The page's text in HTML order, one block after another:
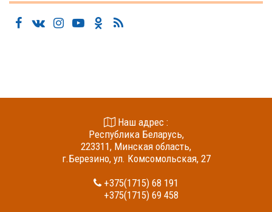
Наш адрес :
Республика Беларусь,
223311, Минская область,
г.Березино, ул. Комсомольская, 27
+375(1715) 68 191
+375(1715) 69 458